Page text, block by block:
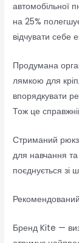
автомобільної
на 25%
відчувати себе
Продумана
лямкою для
впорядкувати
Тож це
Стриманий
для навчання
поєднується зі
Бренд Kite —